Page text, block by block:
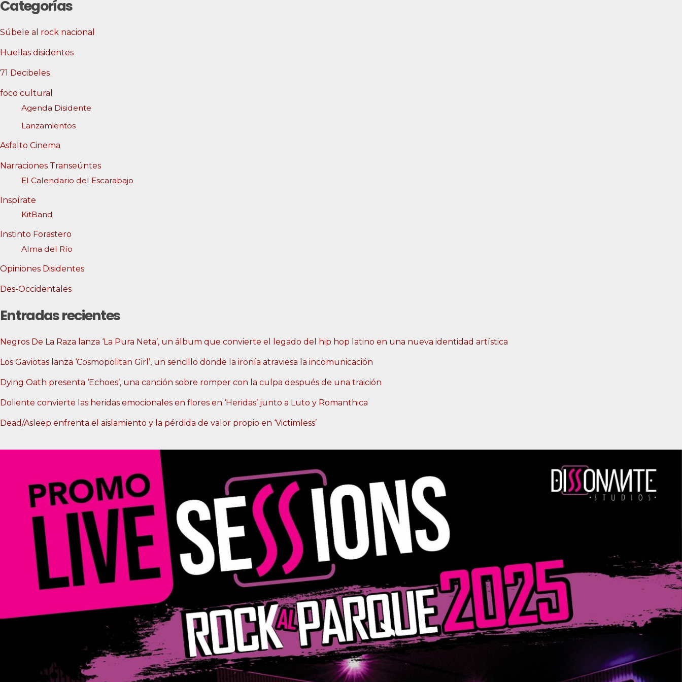
Categorías
Súbele al rock nacional
Huellas disidentes
71 Decibeles
foco cultural
Agenda Disidente
Lanzamientos
Asfalto Cinema
Narraciones Transeúntes
El Calendario del Escarabajo
Inspírate
KitBand
Instinto Forastero
Alma del Río
Opiniones Disidentes
Des-Occidentales
Entradas recientes
Negros De La Raza lanza ‘La Pura Neta’, un álbum que convierte el legado del hip hop latino en una nueva identidad artística
Los Gaviotas lanza ‘Cosmopolitan Girl’, un sencillo donde la ironía atraviesa la incomunicación
Dying Oath presenta ‘Echoes’, una canción sobre romper con la culpa después de una traición
Doliente convierte las heridas emocionales en flores en ‘Heridas’ junto a Luto y Romanthica
Dead/Asleep enfrenta el aislamiento y la pérdida de valor propio en ‘Victimless’